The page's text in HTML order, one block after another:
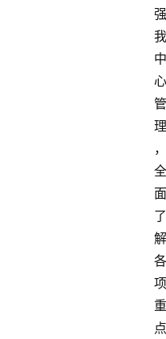
强
我
中
心
管
理
，
全
面
了
解
各
项
重
点